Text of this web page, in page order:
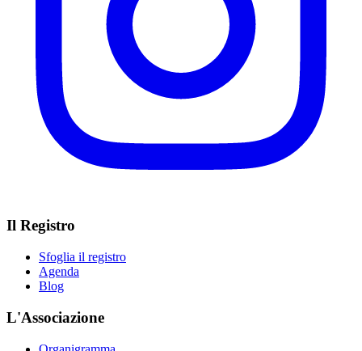
Il Registro
Sfoglia il registro
Agenda
Blog
L'Associazione